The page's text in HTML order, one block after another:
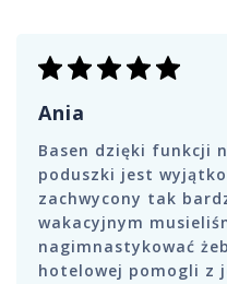
Ania
Basen dzięki funkcji
poduszki jest
zachwycony tak
wakacyjnym
nagimnastykować
hotelowej pomogli z